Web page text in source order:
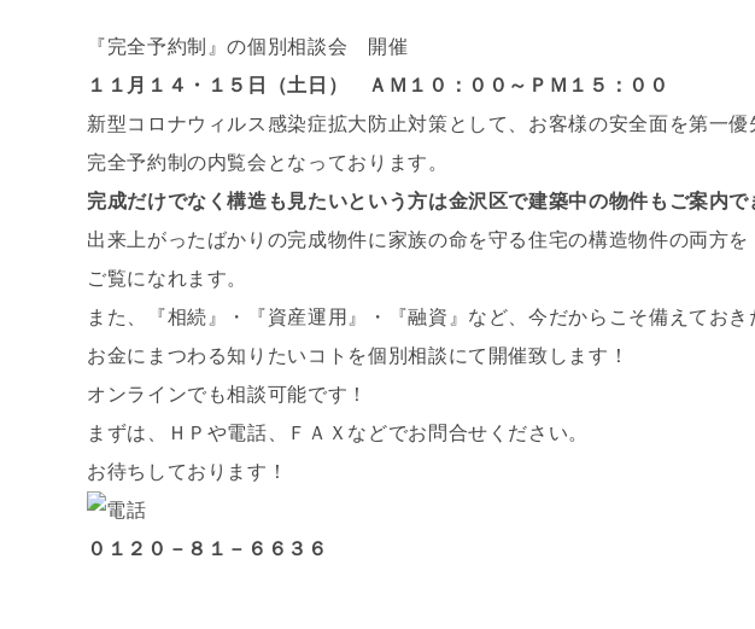
『完全予約制』の個別相談会 開催
１１月１４・１５日（土日） ＡＭ１０：００～ＰＭ１５：００
新型コロナウィルス感染症拡大防止対策として、お客様の安全面を第一優
完全予約制の内覧会となっております。
完成だけでなく構造も見たいという方は金沢区で建築中の物件もご案内で
出来上がったばかりの完成物件に家族の命を守る住宅の構造物件の両方を
ご覧になれます。
また、『相続』・『資産運用』・『融資』など、今だからこそ備えておき
お金にまつわる知りたいコトを個別相談にて開催致します！
オンラインでも相談可能です！
まずは、ＨＰや電話、ＦＡＸなどでお問合せください。
お待ちしております！
０１２０－８１－６６３６